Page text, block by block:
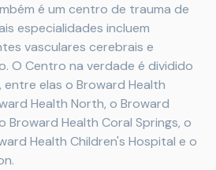
é um centro de trauma de
especialidades incluem
vasculares cerebrais e
O Centro na verdade é dividido
elas o Broward Health
Health North, o Broward
Broward Health Coral Springs, o
Health Children's Hospital e o